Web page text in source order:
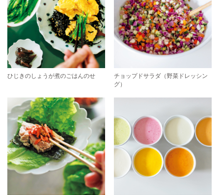
ひじきのしょうが煮のごはんのせ
チョップドサラダ（野菜ドレッシン
グ）